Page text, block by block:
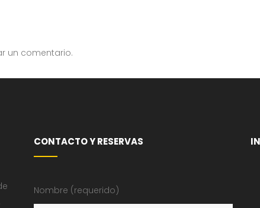
un comentario.
CONTACTO Y RESERVAS
Nombre (requerido)